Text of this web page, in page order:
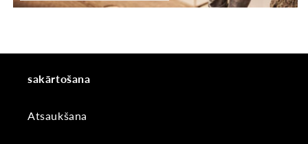
sakārtošana
Atsaukšana